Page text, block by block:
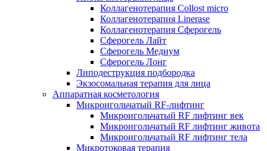
Коллагенотерапия Collost micro
Коллагенотерапия Linerase
Коллагенотерапия Сферогель
Сферогель Лайт
Сферогель Медиум
Сферогель Лонг
Липодеструкция подбородка
Экзосомальная терапия для лица
Аппаратная косметология
Микроигольчатый RF-лифтинг
Микроигольчатый RF лифтинг век
Микроигольчатый RF лифтинг живота
Микроигольчатый RF лифтинг тела
Микротоковая терапия